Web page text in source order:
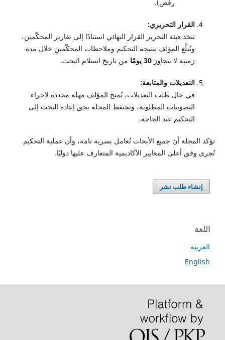
رفض).
القرار التحريري:
تتخذ هيئة التحرير القرار النهائي استنادًا إلى تقارير المحكّمين،
ويُبلَّغ المؤلف بنتيجة التحكيم وملاحظات المحكّمين خلال مدة
زمنية لا تتجاوز 30 يومًا من تاريخ استلام البحث.
التعديلات والمتابعة:
في حال طلب التعديلات، يُمنح المؤلف مهلة محددة لإجراء
التصويبات المطلوبة، وتحتفظ المجلة بحق إعادة البحث إلى
التحكيم عند الحاجة.
تؤكد المجلة أن جميع الأبحاث تُعامل بسرية تامة، وأن عملية التحكيم
تُجرى وفق أعلى المعايير الأكاديمية المتعارف عليها دوليًا.
إنشاء طلب نشر
اللغة
العربية
English